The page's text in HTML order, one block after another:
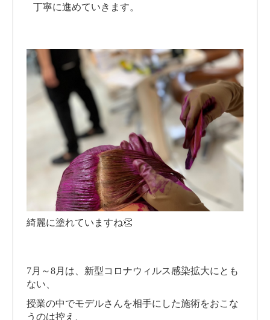
丁寧に進めていきます。
綺麗に塗れていますね👏
7月～8月は、新型コロナウィルス感染拡大にとも
ない、
授業の中でモデルさんを相手にした施術をおこな
うのは控え、